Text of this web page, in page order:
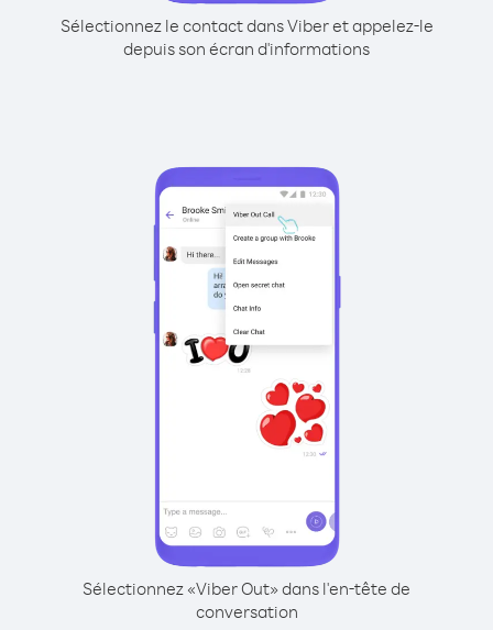
Sélectionnez le contact dans Viber et appelez-le
depuis son écran d'informations
Sélectionnez «Viber Out» dans l'en-tête de
conversation